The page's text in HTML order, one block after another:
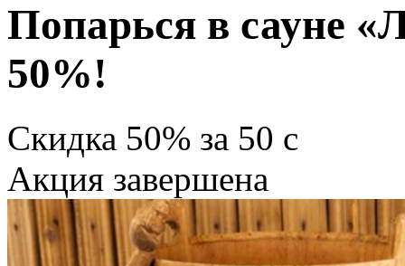
Попарься в сауне
50%!
Скидка 50% за 50 c
Акция завершена